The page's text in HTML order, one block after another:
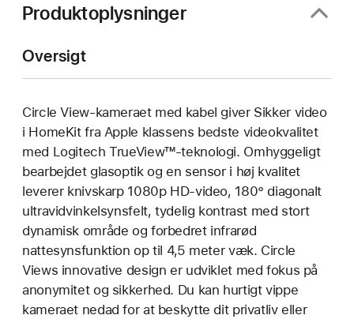
Produktoplysninger
Oversigt
Circle View-kameraet med kabel giver Sikker video
i HomeKit fra Apple klassens bedste videokvalitet
med Logitech TrueView™-teknologi. Omhyggeligt
bearbejdet glasoptik og en sensor i høj kvalitet
leverer knivskarp 1080p HD-video, 180° diagonalt
ultravidvinkelsynsfelt, tydelig kontrast med stort
dynamisk område og forbedret infrarød
nattesynsfunktion op til 4,5 meter væk. Circle
Views innovative design er udviklet med fokus på
anonymitet og sikkerhed. Du kan hurtigt vippe
kameraet nedad for at beskytte dit privatliv eller